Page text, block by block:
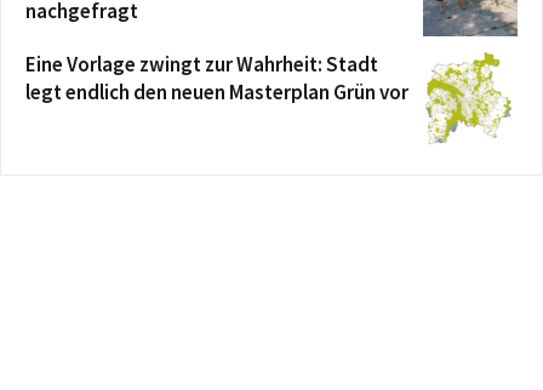
nachgefragt
Eine Vorlage zwingt zur Wahrheit: Stadt
legt endlich den neuen Masterplan Grün vor